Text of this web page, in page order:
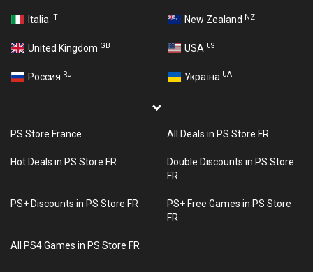
Italia IT New Zealand NZ
United Kingdom GB USA US
Россия RU Україна UA
PS Store France All Deals in PS Store FR
Hot Deals in PS Store FR
Double Discounts in PS Store
FR
PS+ Discounts in PS Store FR
PS+ Free Games in PS Store
FR
All PS4 Games in PS Store FR